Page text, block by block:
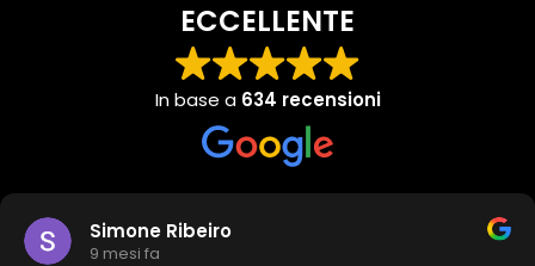
ECCELLENTE
In base a 634 recensioni
Simone Ribeiro
9 mesi fa